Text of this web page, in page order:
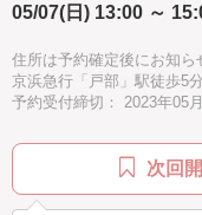
05/07(日) 13:00 ～
住所は予約確定後にお知ら
京浜急行「戸部」駅徒歩5分
予約受付締切： 2023年05
次回